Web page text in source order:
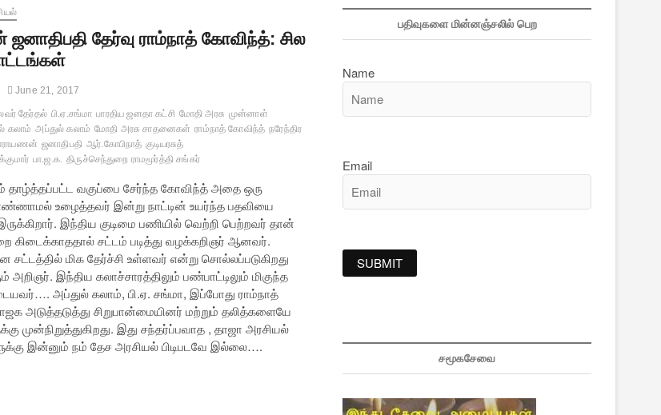
ஜனாதிபதி தேர்வு ராம்நாத் கோவிந்த்: சில
June 21, 2017
தேர்தல் பி.ஏ.சங்மா பாரதிய ஜனதா கட்சி மோதி அரசு முன்னாள்
கலாம் அப்துல் கலாம் மோதி அரசு சாதனைகள் ராம்நாத் கோவிந்த் நரேந்திர
ஜனாதிபதி ஆர்.கோபிநாத் குடியரசுத்
பா.ஜ.க. திருச்செந்துறை ராமமூர்த்தி சங்கர்
தாழ்த்தப்பட்ட வகுப்பை சேர்ந்த கோவிந்த் அதை ஒரு
உழைத்தவர் இன்று நாட்டின் உயர்ந்த பதவியை
இந்திய குடிமை பணியில் வெற்றி பெற்றவர் தான்
கிடைக்காததால் சட்டம் படித்து வழக்கறிஞர் ஆனவர்.
சட்டத்தில் மிக தேர்ச்சி உள்ளவர் என்று சொல்லப்படுகிறது
அறிஞர். இந்திய கலாச்சாரத்திலும் பண்பாட்டிலும் மிகுந்த
அப்துல் கலாம், பி.ஏ. சங்மா, இப்போது ராம்நாத்
அடுத்தடுத்து சிறுபான்மையினர் மற்றும் தலித்களையே
முன்நிறுத்துகிறது. இது சந்தர்ப்பவாத , தாஜா அரசியல்
இன்னும் நம் தேச அரசியல் பிடிபடவே இல்லை….
பதிவுகளை மின்னஞ்சலில் பெற
Name
Email
சமூகசேவை